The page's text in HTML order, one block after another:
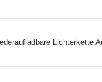
Lichterkette